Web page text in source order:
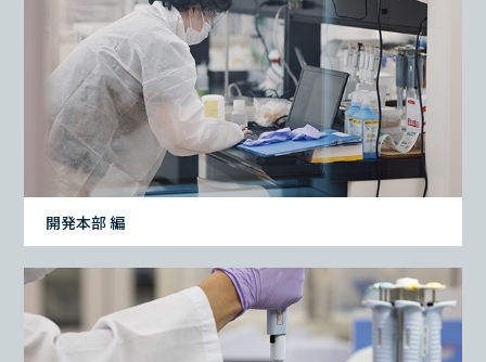
開発本部 編